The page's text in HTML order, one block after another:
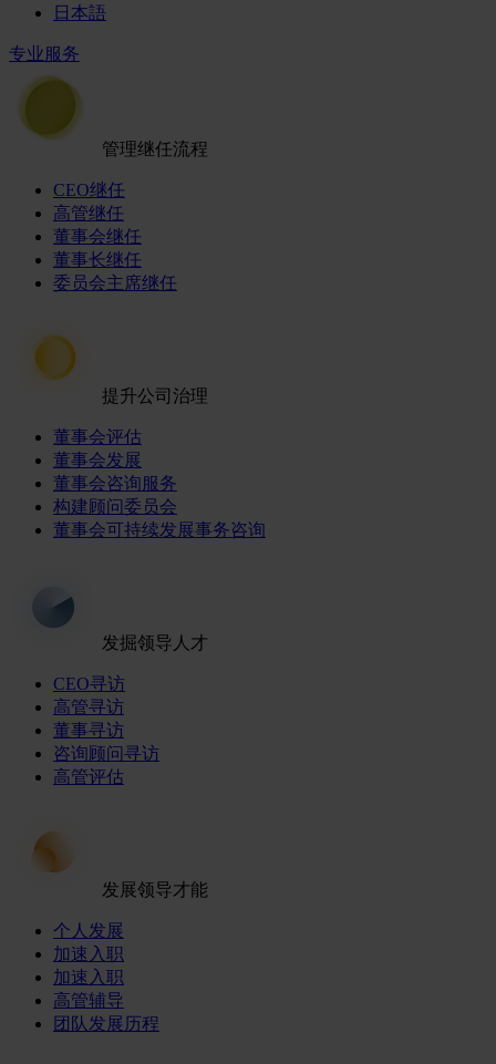
日本語
专业服务
管理继任流程
CEO继任
高管继任
董事会继任
董事长继任
委员会主席继任
提升公司治理
董事会评估
董事会发展
董事会咨询服务
构建顾问委员会
董事会可持续发展事务咨询
发掘领导人才
CEO寻访
高管寻访
董事寻访
咨询顾问寻访
高管评估
发展领导才能
个人发展
加速入职
加速入职
高管辅导
团队发展历程